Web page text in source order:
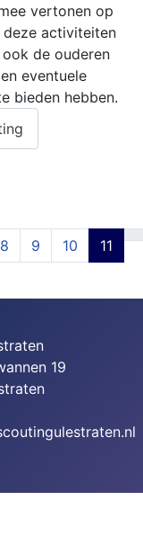
vertonen op
activiteiten
de ouderen
eventuele
bieden hebben.
8 9 10 11
19